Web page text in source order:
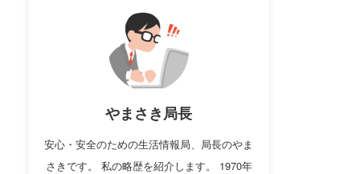
やまさき局長
安心・安全のための生活情報局、局長のやま
さきです。 私の略歴を紹介します。 1970年